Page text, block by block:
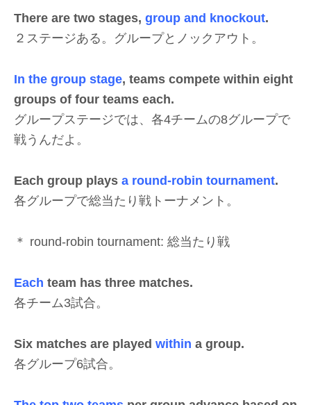
There are two stages, group and knockout.
２ステージある。グループとノックアウト。
In the group stage, teams compete within eight
groups of four teams each.
グループステージでは、各4チームの8グループで
戦うんだよ。
Each group plays a round-robin tournament.
各グループで総当たり戦トーナメント。
＊ round-robin tournament: 総当たり戦
Each team has three matches.
各チーム3試合。
Six matches are played within a group.
各グループ6試合。